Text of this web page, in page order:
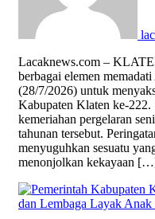
Lacaknews.com –
berbagai elemen
(28/7/2026) untuk
Kabupaten Klaten ke-222.
kemeriahan pergelaran
tahunan tersebut.
menyuguhkan sesuatu
menonjolkan kekayaan